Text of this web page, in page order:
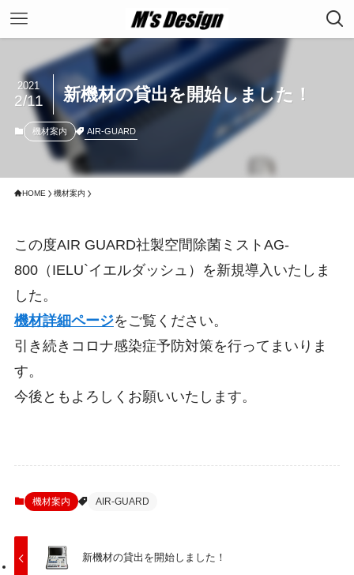
新機材の貸出を開始しました！
2021
2/11
機材案内 AIR-GUARD
HOME 機材案内
この度AIR GUARD社製空間除菌ミストAG-
800（IELU`イエルダッシュ）を新規導入いたしま
した。
機材詳細ページをご覧ください。
引き続きコロナ感染症予防対策を行ってまいりま
す。
今後ともよろしくお願いいたします。
機材案内 AIR-GUARD
新機材の貸出を開始しました！